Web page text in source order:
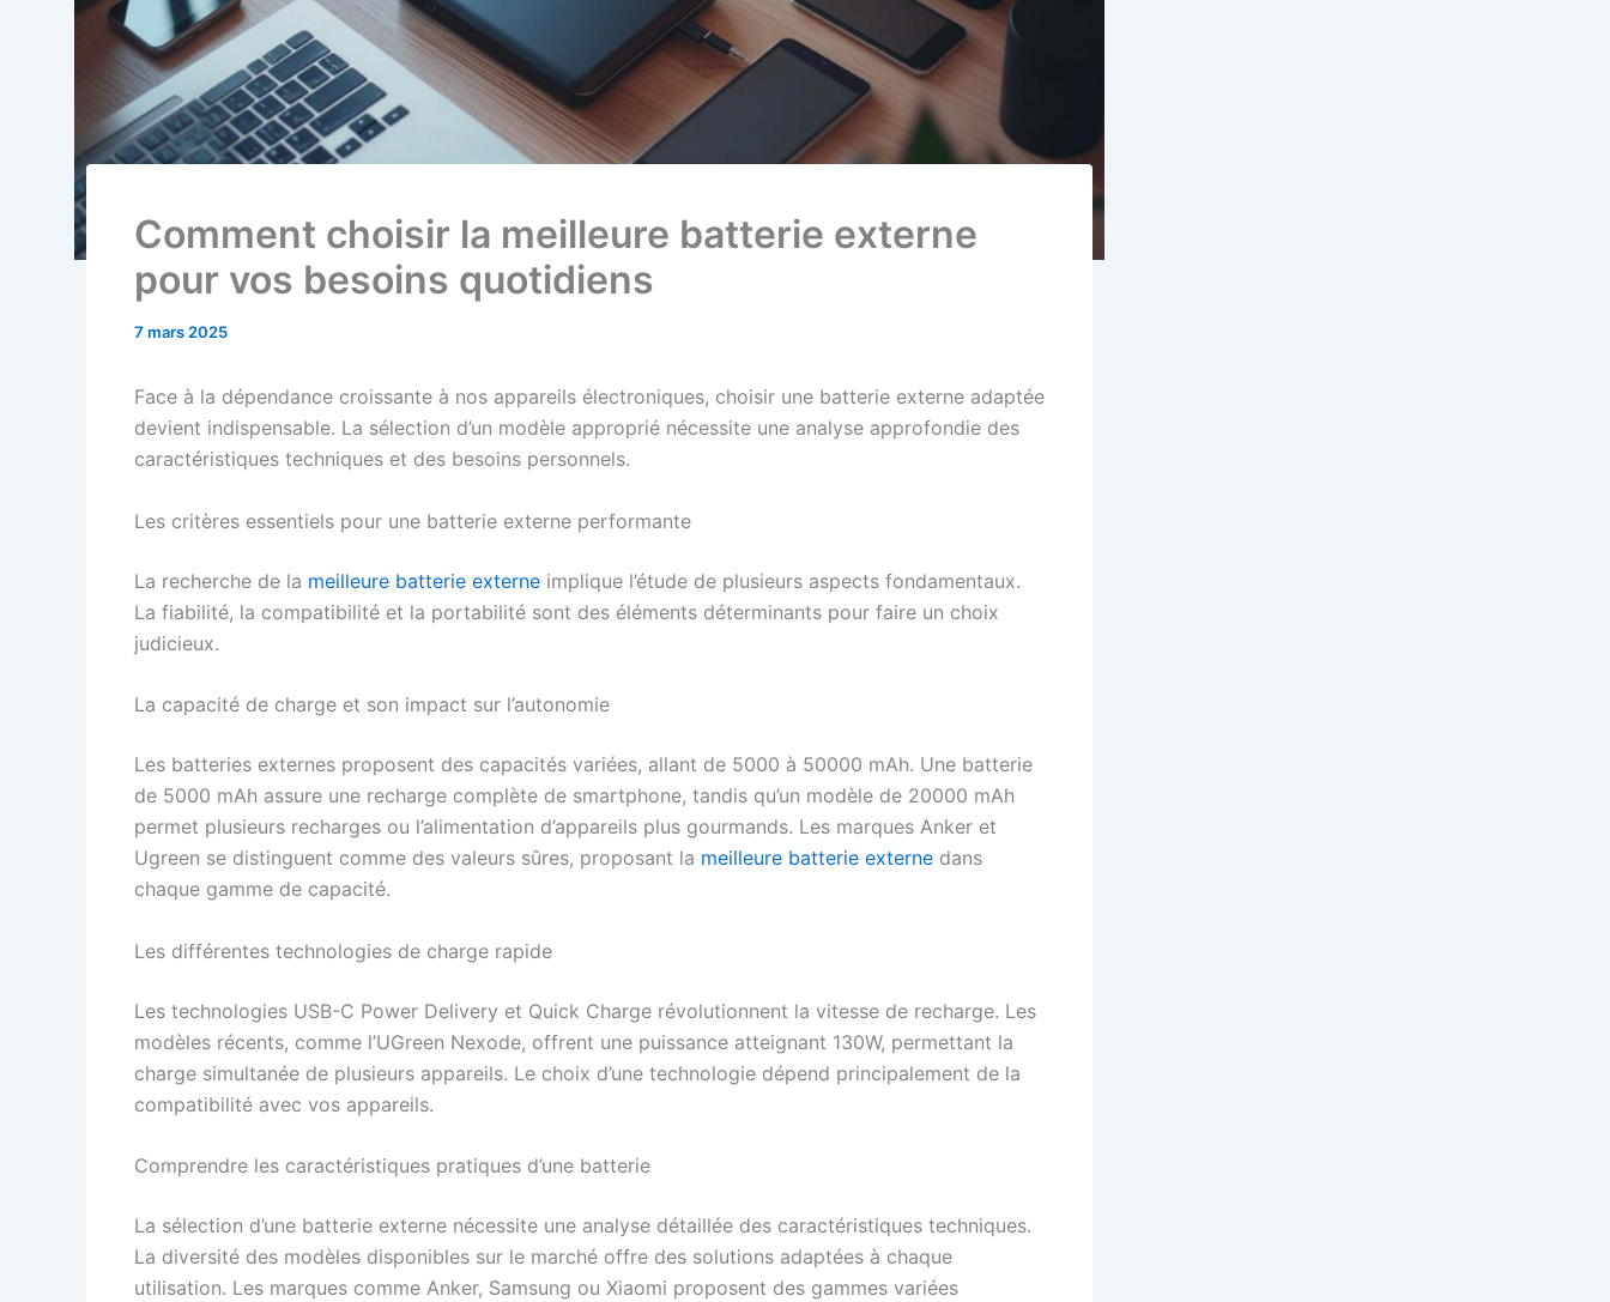
Comment choisir la meilleure batterie externe
pour vos besoins quotidiens
7 mars 2025
Face à la dépendance croissante à nos appareils électroniques, choisir une batterie externe adaptée
devient indispensable. La sélection d’un modèle approprié nécessite une analyse approfondie des
caractéristiques techniques et des besoins personnels.
Les critères essentiels pour une batterie externe performante
La recherche de la meilleure batterie externe implique l’étude de plusieurs aspects fondamentaux.
La fiabilité, la compatibilité et la portabilité sont des éléments déterminants pour faire un choix
judicieux.
La capacité de charge et son impact sur l’autonomie
Les batteries externes proposent des capacités variées, allant de 5000 à 50000 mAh. Une batterie
de 5000 mAh assure une recharge complète de smartphone, tandis qu’un modèle de 20000 mAh
permet plusieurs recharges ou l’alimentation d’appareils plus gourmands. Les marques Anker et
Ugreen se distinguent comme des valeurs sûres, proposant la meilleure batterie externe dans
chaque gamme de capacité.
Les différentes technologies de charge rapide
Les technologies USB-C Power Delivery et Quick Charge révolutionnent la vitesse de recharge. Les
modèles récents, comme l’UGreen Nexode, offrent une puissance atteignant 130W, permettant la
charge simultanée de plusieurs appareils. Le choix d’une technologie dépend principalement de la
compatibilité avec vos appareils.
Comprendre les caractéristiques pratiques d’une batterie
La sélection d’une batterie externe nécessite une analyse détaillée des caractéristiques techniques.
La diversité des modèles disponibles sur le marché offre des solutions adaptées à chaque
utilisation. Les marques comme Anker, Samsung ou Xiaomi proposent des gammes variées